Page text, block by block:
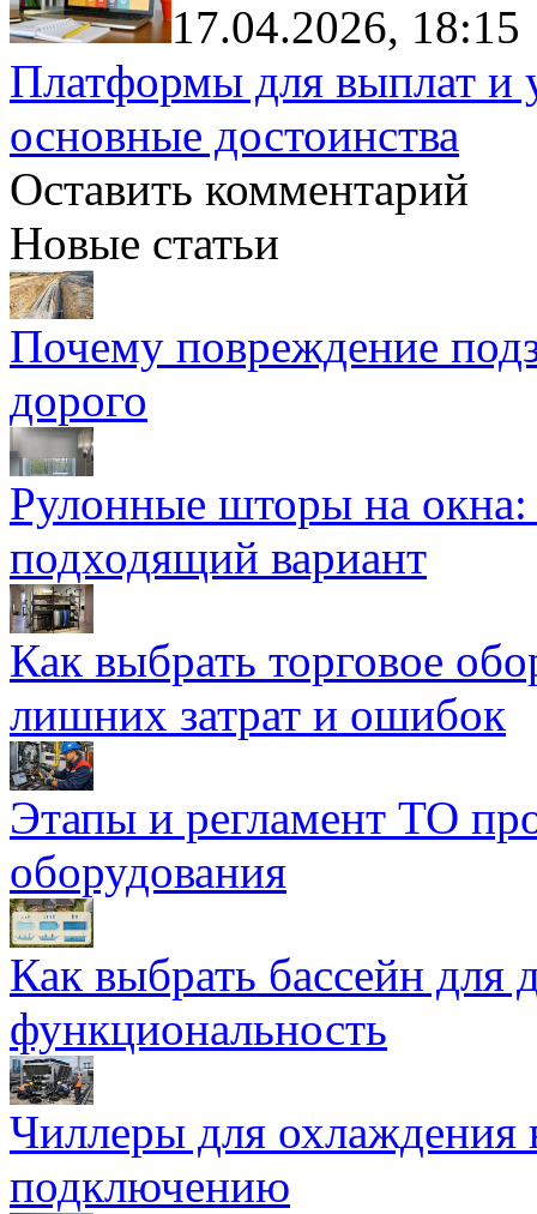
17.04.2026, 18:15
Платформы для выплат и
основные достоинства
Оставить комментарий
Новые статьи
Почему повреждение
дорого
Рулонные шторы на
подходящий вариант
Как выбрать торговое
лишних затрат и ошибок
Этапы и регламент ТО
оборудования
Как выбрать бассейн для
функциональность
Чиллеры для охлаждения
подключению